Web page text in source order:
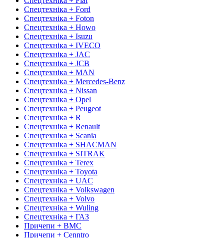
Спецтехніка + Ford
Спецтехніка + Foton
Спецтехніка + Howo
Спецтехніка + Isuzu
Спецтехніка + IVECO
Спецтехніка + JAC
Спецтехніка + JCB
Спецтехніка + MAN
Спецтехніка + Mercedes-Benz
Спецтехніка + Nissan
Спецтехніка + Opel
Спецтехніка + Peugeot
Спецтехніка + R
Спецтехніка + Renault
Спецтехніка + Scania
Спецтехніка + SHACMAN
Спецтехніка + SITRAK
Спецтехніка + Terex
Спецтехніка + Toyota
Спецтехніка + UAC
Спецтехніка + Volkswagen
Спецтехніка + Volvo
Спецтехніка + Wuling
Спецтехніка + ГАЗ
Причепи + BMC
Причепи + Cenntro